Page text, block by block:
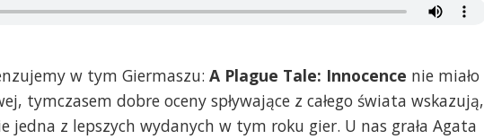
w tym Giermaszu: A Plague Tale: Innocence nie miało
tymczasem dobre oceny spływające z całego świata wskazują,
jedna z lepszych wydanych w tym roku gier. U nas grała Agata